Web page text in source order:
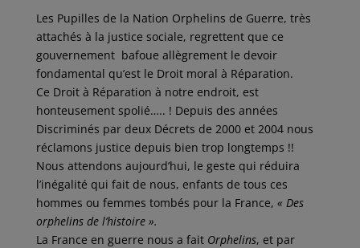
o
o
k
e
r
d
I
n
g
e
r
Les Pupilles de la Nation Orphelins de Guerre, très
attachés à la justice sociale, regrettent que ce
gouvernement bafoue allègrement le devoir
fondamental qu’est le Droit moral à Réparation.
Ce Droit à Réparation à notre endroit, est
honteusement spolié….. ! Depuis des années
Discriminés par deux Décrets de 2000 et 2004 nous
réclamons justice depuis bien trop longtemps !!
Nous attendons aujourd’hui, le geste qui réduira
l’inégalité qui fait de nous, enfants de tous ces
hommes ou femmes tombés pour la France, « Des
orphelins de l’histoire ».
La France en guerre nous a faitOrphelins, et par